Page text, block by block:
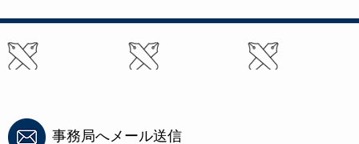
事務局へメール送信